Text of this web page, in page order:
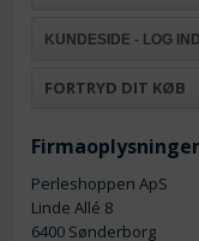
KUNDESIDE - LOG IND
FORTRYD DIT KØB
Firmaoplysninger
Perleshoppen ApS
Linde Allé 8
6400 Sønderborg